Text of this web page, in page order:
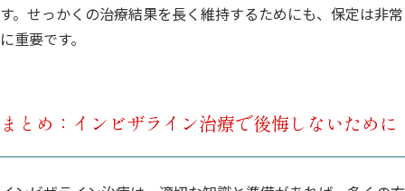
す。せっかくの治療結果を長く維持するためにも、保定は非常
に重要です。
まとめ：インビザライン治療で後悔しないために